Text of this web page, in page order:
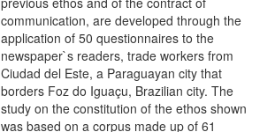
communication, are developed through the
application of 50 questionnaires to the
newspaper`s readers, trade workers from
Ciudad del Este, a Paraguayan city that
borders Foz do Iguaçu, Brazilian city. The
study on the constitution of the ethos shown
was based on a corpus made up of 61